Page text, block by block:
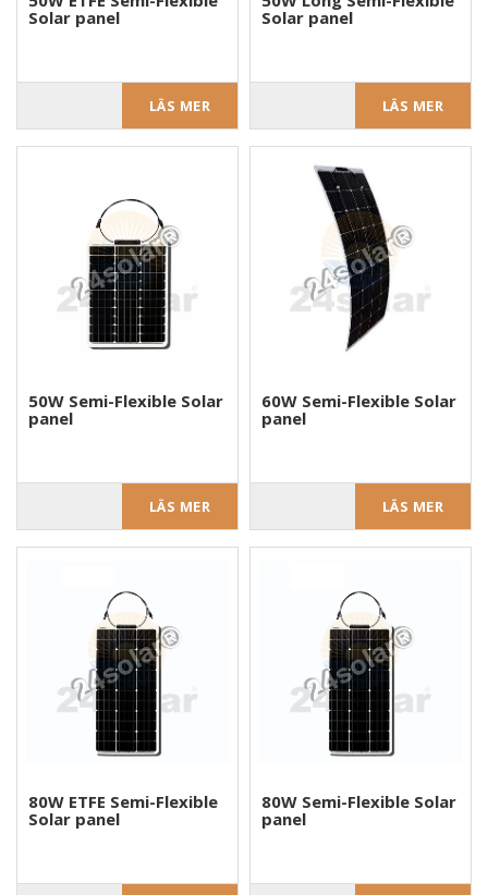
Solar panel
LÄS MER
Solar panel
LÄS MER
50W Semi-Flexible Solar
panel
LÄS MER
60W Semi-Flexible Solar
panel
LÄS MER
80W ETFE Semi-Flexible
Solar panel
80W Semi-Flexible Solar
panel